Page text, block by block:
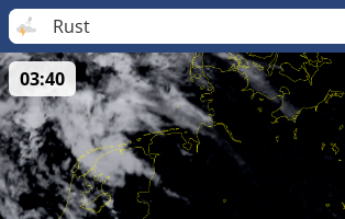
Rust
03:40